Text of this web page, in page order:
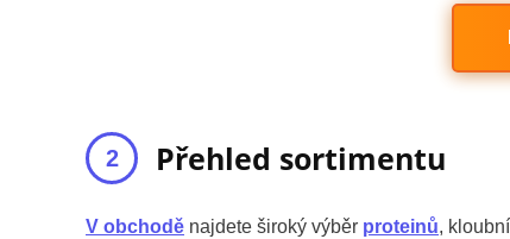
Přehled sortimentu
V obchodě najdete široký výběr proteinů,